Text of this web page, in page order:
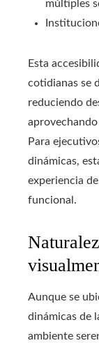
múltiples
Esta
cotidianas se
reduciendo
Para
dinámicas,
experiencia
funcional.
Aunque se
dinámicas de
ambiente